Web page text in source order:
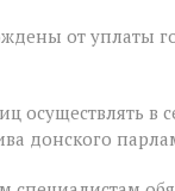
от уплаты
осуществлять
донского